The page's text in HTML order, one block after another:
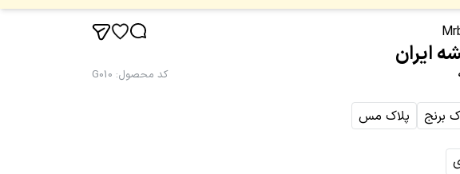
ایران
کد محصول:
G010
برنج
پلاک مس